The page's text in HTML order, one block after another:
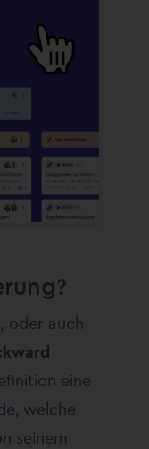
, oder auch
eine
, welche
seinem